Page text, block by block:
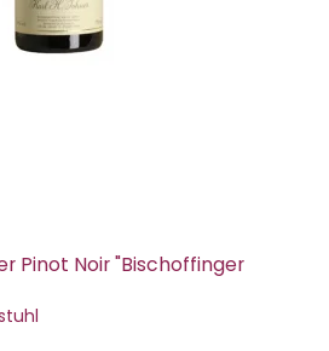
Pinot Noir "Bischoffinger